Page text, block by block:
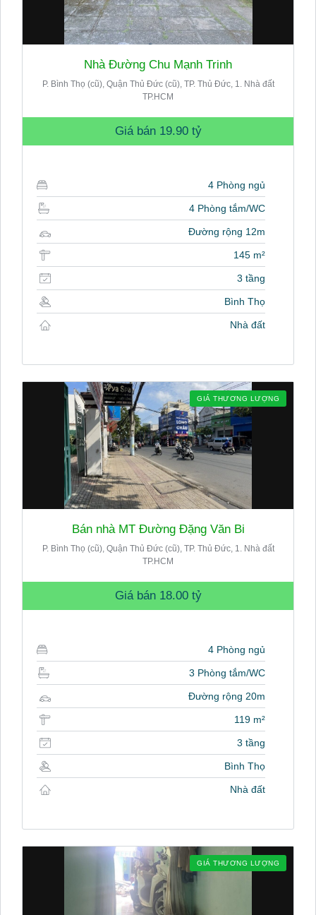
Nhà Đường Chu Mạnh Trinh
P. Bình Thọ (cũ), Quận Thủ Đức (cũ), TP. Thủ Đức, 1. Nhà đất
TP.HCM
Giá bán 19.90 tỷ
4 Phòng ngủ
4 Phòng tắm/WC
Đường rộng 12m
145 m²
3 tầng
Bình Thọ
Nhà đất
GIÁ THƯƠNG LƯỢNG
Bán nhà MT Đường Đặng Văn Bi
P. Bình Thọ (cũ), Quận Thủ Đức (cũ), TP. Thủ Đức, 1. Nhà đất
TP.HCM
Giá bán 18.00 tỷ
4 Phòng ngủ
3 Phòng tắm/WC
Đường rộng 20m
119 m²
3 tầng
Bình Thọ
Nhà đất
GIÁ THƯƠNG LƯỢNG